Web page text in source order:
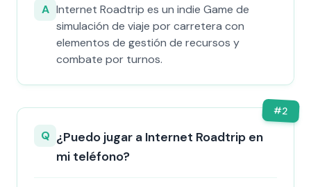
A Internet Roadtrip es un indie Game de
simulación de viaje por carretera con
elementos de gestión de recursos y
combate por turnos.
#2
Q ¿Puedo jugar a Internet Roadtrip en
mi teléfono?